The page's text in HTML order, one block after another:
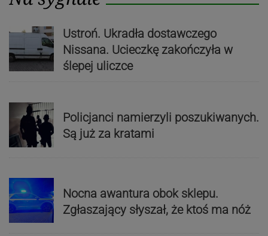
Ustroń. Ukradła dostawczego
Nissana. Ucieczkę zakończyła w
ślepej uliczce
Policjanci namierzyli poszukiwanych.
Są już za kratami
Nocna awantura obok sklepu.
Zgłaszający słyszał, że ktoś ma nóż